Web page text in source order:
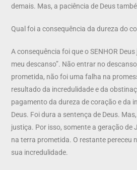
demais. Mas, a paciência de Deus
Qual foi a consequência da dureza do
A consequência foi que o SENHOR
meu descanso”. Não entrar no
prometida, não foi uma falha na
resultado da incredulidade e da
pagamento da dureza de coração e da
Deus. Foi dura a sentença de Deus.
justiça. Por isso, somente a geração de
na terra prometida. O restante pereceu
sua incredulidade.